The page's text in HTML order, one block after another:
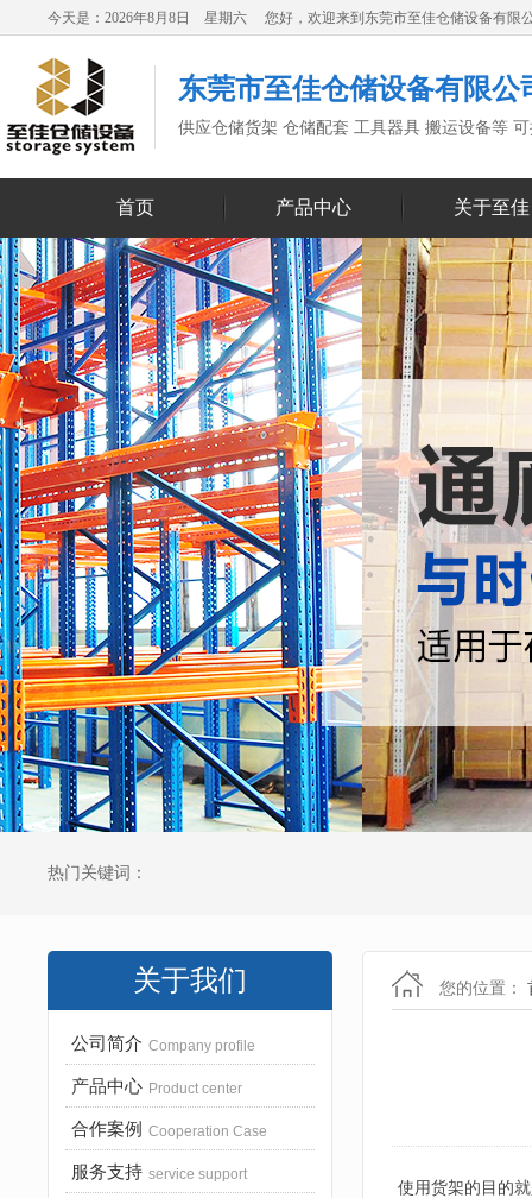
今天是：2026年8月8日 星期六 您好，欢迎来到东莞市至佳仓储设备有限
东莞市至佳仓储设备有限公
供应仓储货架 仓储配套 工具器具 搬运设备等
首页 产品中心 关于至佳
热门关键词：
关于我们
公司简介 Company profile
产品中心 Product center
合作案例 Cooperation Case
服务支持 service support
您的位置：
使用货架的目的